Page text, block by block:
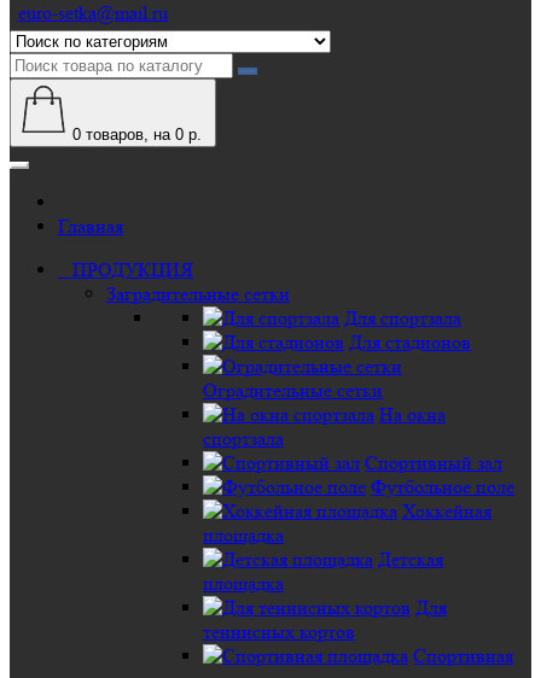
euro-setka@mail.ru
0 товаров, на 0 р.
Главная
ПРОДУКЦИЯ
Заградительные сетки
Для спортзала
Для стадионов
Оградительные сетки
На окна
спортзала
Спортивный зал
Футбольное поле
Хоккейная
площадка
Детская
площадка
Для
теннисных кортов
Спортивная